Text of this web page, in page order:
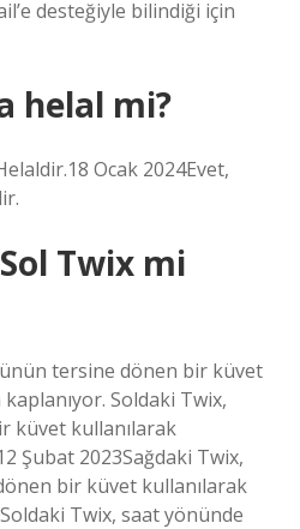
desteğiyle bilindiği için
helal mi?
Ocak 2024Evet,
Twix mi
tersine dönen bir küvet
Soldaki Twix,
küvet kullanılarak
Şubat 2023Sağdaki Twix,
bir küvet kullanılarak
Twix, saat yönünde